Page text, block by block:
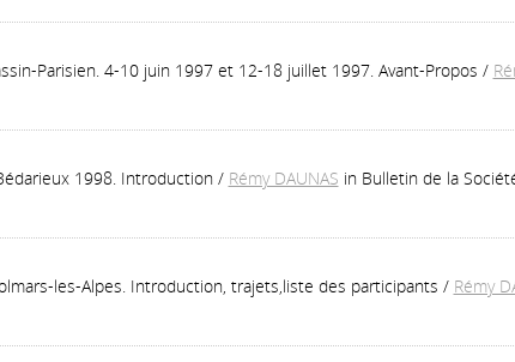
Parisien. 4-10 juin 1997 et 12-18 juillet 1997. Avant-Propos /
1998. Introduction/ Rémy DAUNAS in Bulletin de la
les-Alpes. Introduction, trajets,liste des participants / Rémy